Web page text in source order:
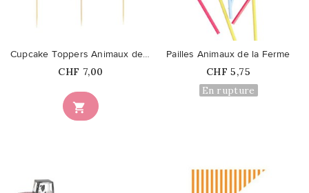

Cupcake Toppers Animaux de la Ferme
Prix
CHF 7,00
Pailles Animaux de la Ferme
Prix
CHF 5,75
En rupture